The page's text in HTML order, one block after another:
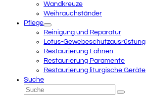
Wandkreuze
Weihrauchständer
Pflege
Reinigung und Reparatur
Lotus-Gewebeschutzausrüstung
Restaurierung Fahnen
Restaurierung Paramente
Restaurierung liturgische Geräte
Suche
Suche
Senden